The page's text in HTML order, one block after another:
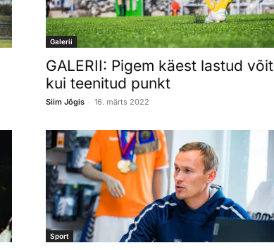
Galerii
GALERII: Pigem käest lastud võit
kui teenitud punkt
Siim Jõgis - 16. märts 2022
Sport